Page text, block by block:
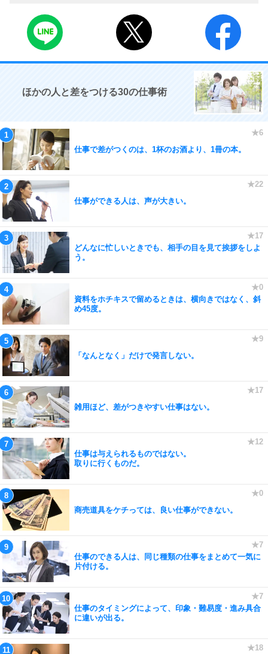
ほかの人と差をつける30の仕事術
仕事で差がつくのは、1杯のお酒より、1冊の本。
仕事ができる人は、声が大きい。
どんなに忙しいときでも、相手の目を見て挨拶をしよ
う。
資料をホチキスで留めるときは、横向きではなく、斜
め45度。
「なんとなく」だけで発言しない。
雑用ほど、差がつきやすい仕事はない。
仕事は与えられるものではない。
取りに行くものだ。
商売道具をケチっては、良い仕事ができない。
仕事のできる人は、同じ種類の仕事をまとめて一気に
片付ける。
仕事のタイミングによって、印象・難易度・進み具合
に違いが出る。